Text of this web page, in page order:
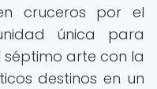
cruceros por el
única para
arte con la
destinos en un